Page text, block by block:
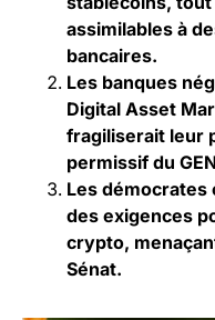
assimilables à
bancaires.
Les banques
Digital Asset
fragiliserait leur
permissif du
Les
des exigences
crypto,
Sénat.